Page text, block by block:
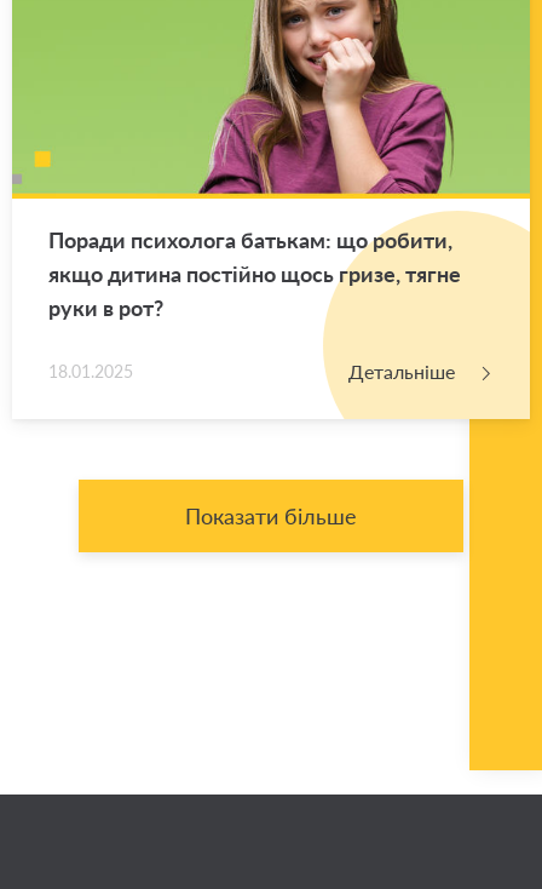
По­ра­ди пси­хо­ло­га ба­тькам: що ро­би­ти,
якщо ди­ти­на по­стій­но щось гризе, тягне
руки в рот?
18.01.2025 Детальніше
Показати більше